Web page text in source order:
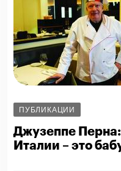
ПУБЛИКАЦИИ
Джузеппе
Италии – это